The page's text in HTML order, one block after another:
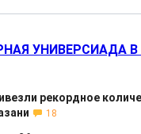
УНИВЕРСИАДА В
рекордное
18